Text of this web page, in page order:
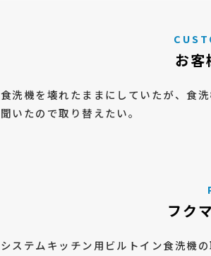
お客
食洗機を壊れたままにしていたが、食
聞いたので取り替えたい。
フク
システムキッチン用ビルトイン食洗機